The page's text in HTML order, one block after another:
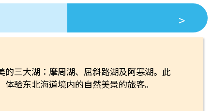
三大湖：摩周湖、屈斜路湖及阿寒湖。此
验东北海道境内的自然美景的旅客。